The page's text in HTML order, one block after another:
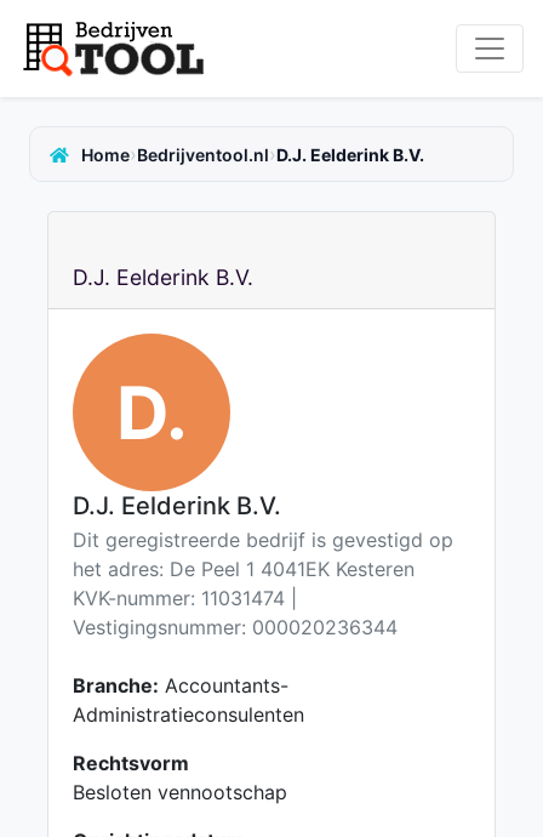
Home›Bedrijventool.nl›D.J. Eelderink B.V.
D.J. Eelderink B.V.
D.
D.J. Eelderink B.V.
Dit geregistreerde bedrijf is gevestigd op
het adres: De Peel 1 4041EK Kesteren
KVK-nummer: 11031474 |
Vestigingsnummer: 000020236344
Branche: Accountants-
Administratieconsulenten
Rechtsvorm
Besloten vennootschap